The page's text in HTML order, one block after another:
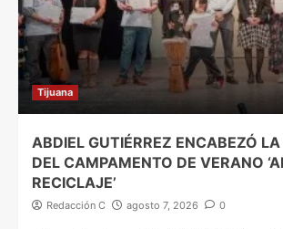
Tijuana
ABDIEL GUTIÉRREZ ENCABEZÓ
DEL CAMPAMENTO DE VERANO
RECICLAJE’
Redacción C agosto 7, 2026 0